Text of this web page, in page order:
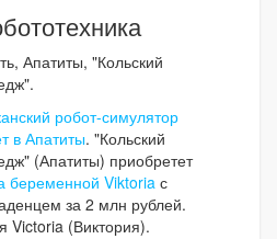
Апатиты, "Кольский
робот-симулятор
в Апатиты. "Кольский
(Апатиты) приобретет
беременной Viktoria с
за 2 млн рублей.
Victoria (Виктория).